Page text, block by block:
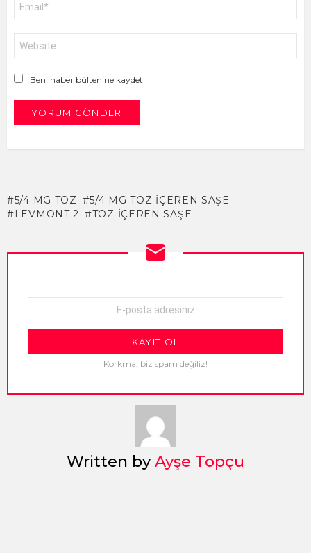
posta
*
sitesi
Beni haber bültenine kaydet
5/4 MG TOZ
5/4 MG TOZ İÇEREN SAŞE
LEVMONT 2
TOZ IÇEREN SAŞE
NEWSLETTER
adresi:
Korkma, biz spam değiliz!
Written byAyşe Topçu